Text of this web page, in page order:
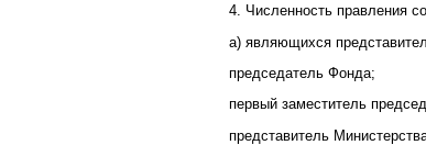
4. Численность правления
а) являющихся
председатель Фонда;
первый заместитель
представитель